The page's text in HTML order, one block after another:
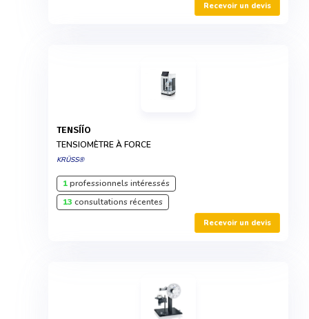
Recevoir un devis
TENSÍÍO
TENSIOMÈTRE À FORCE
KRÜSS®
1professionnels intéressés
13 consultations récentes
Recevoir un devis